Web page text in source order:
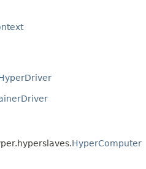
HyperComputer